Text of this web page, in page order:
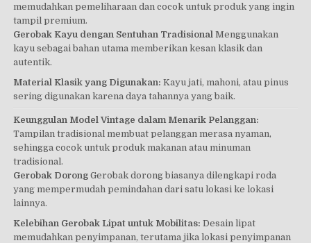
memudahkan pemeliharaan dan cocok untuk produk yang ingin
tampil premium.
Gerobak Kayu dengan Sentuhan Tradisional Menggunakan
kayu sebagai bahan utama memberikan kesan klasik dan
autentik.
Material Klasik yang Digunakan: Kayu jati, mahoni, atau pinus
sering digunakan karena daya tahannya yang baik.
Keunggulan Model Vintage dalam Menarik Pelanggan:
Tampilan tradisional membuat pelanggan merasa nyaman,
sehingga cocok untuk produk makanan atau minuman
tradisional.
Gerobak Dorong Gerobak dorong biasanya dilengkapi roda
yang mempermudah pemindahan dari satu lokasi ke lokasi
lainnya.
Kelebihan Gerobak Lipat untuk Mobilitas: Desain lipat
memudahkan penyimpanan, terutama jika lokasi penyimpanan